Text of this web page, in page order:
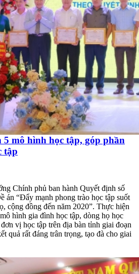
mô hình học tập, góp phần
tập
Chính phủ ban hành Quyết định số
án “Đẩy mạnh phong trào học tập suốt
cộng đồng đến năm 2020”. Thực hiện
hình gia đình học tập, dòng họ học
vị học tập trên địa bàn tỉnh giai đoạn
quả rất đáng trân trọng, tạo đà cho giai